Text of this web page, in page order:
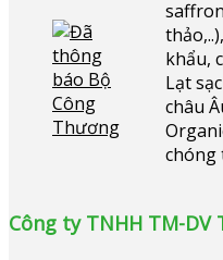
khẩu,
Lạt
châu
chóng
Công ty TNHH TM-